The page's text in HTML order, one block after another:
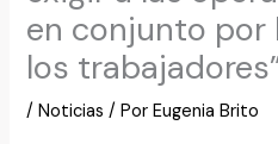
en conjunto por
los
/Noticias / PorEugenia Brito